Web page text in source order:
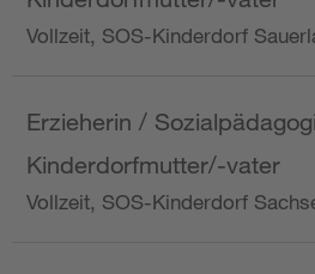
Vollzeit, SOS-Kinderdorf
Erzieherin /
Kinderdorfmutter/-vater
Vollzeit, SOS-Kinderdorf